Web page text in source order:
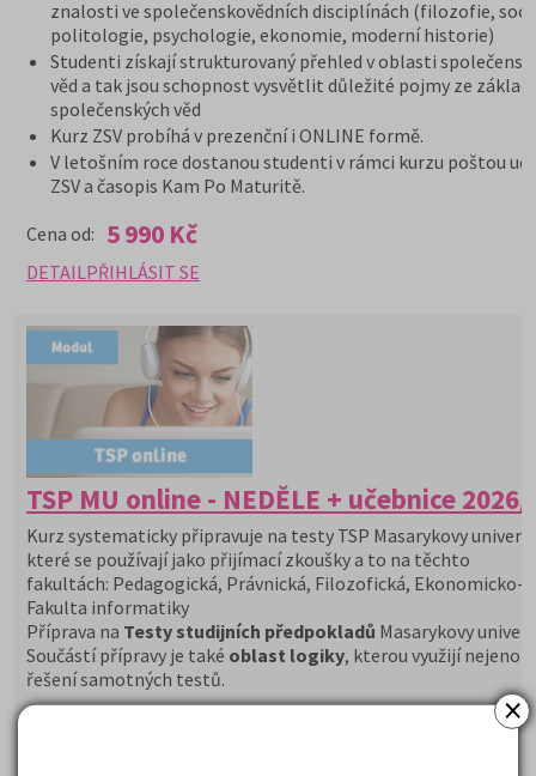
×
znalosti ve společenskovědních disciplínách (filozofie,
politologie, psychologie, ekonomie, moderní historie)
Studenti získají strukturovaný přehled v oblasti
věd a tak jsou schopnost vysvětlit důležité pojmy ze
společenských věd
Kurz ZSV probíhá v prezenční i ONLINE formě.
V letošním roce dostanou studenti v rámci kurzu poštou
ZSV a časopis Kam Po Maturitě.
Cena od: 5 990 Kč
DETAILPŘIHLÁSIT SE
TSP MU online - NEDĚLE + učebnice 2026/
Kurz systematicky připravuje na testy TSP Masarykovy
které se používají jako přijímací zkoušky a to na těchto
fakultách: Pedagogická, Právnická, Filozofická, Ekonomicko-
Fakulta informatiky
Příprava na Testy studijních předpokladů Masarykovy
Součástí přípravy je také oblast logiky, kterou využijí
řešení samotných testů.